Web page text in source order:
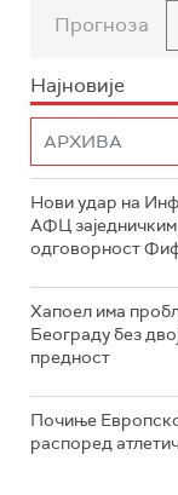
Прогноза
Најновије
Нови удар на
АФЦ
одговорност
Хапоел има
Београду без
предност
Почиње
распоред